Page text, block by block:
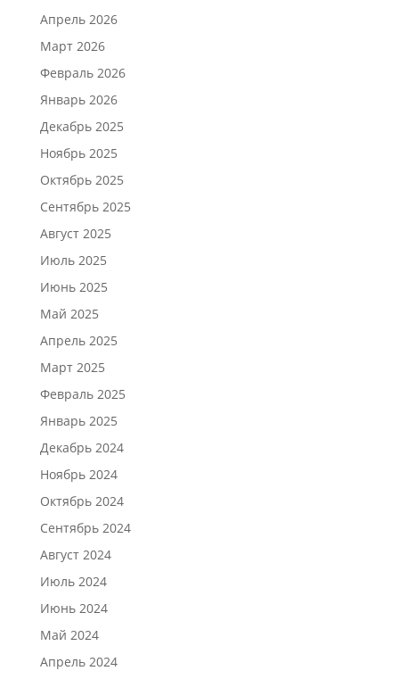
Апрель 2026
Март 2026
Февраль 2026
Январь 2026
Декабрь 2025
Ноябрь 2025
Октябрь 2025
Сентябрь 2025
Август 2025
Июль 2025
Июнь 2025
Май 2025
Апрель 2025
Март 2025
Февраль 2025
Январь 2025
Декабрь 2024
Ноябрь 2024
Октябрь 2024
Сентябрь 2024
Август 2024
Июль 2024
Июнь 2024
Май 2024
Апрель 2024